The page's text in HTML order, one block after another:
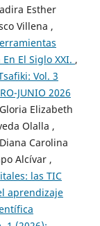
Esther
Villena ,
El Siglo XXI. ,
Vol. 3
JUNIO 2026
Elizabeth
Olalla ,
Carolina
Alcívar ,
las TIC
aprendizaje